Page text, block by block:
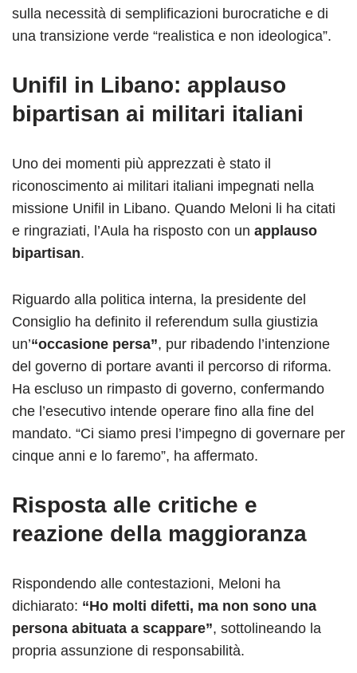
sulla necessità di semplificazioni burocratiche e di
una transizione verde “realistica e non ideologica”.
Unifil in Libano: applauso
bipartisan ai militari italiani
Uno dei momenti più apprezzati è stato il
riconoscimento ai militari italiani impegnati nella
missione Unifil in Libano. Quando Meloni li ha citati
e ringraziati, l’Aula ha risposto con un applauso
bipartisan.
Riguardo alla politica interna, la presidente del
Consiglio ha definito il referendum sulla giustizia
un’“occasione persa”, pur ribadendo l’intenzione
del governo di portare avanti il percorso di riforma.
Ha escluso un rimpasto di governo, confermando
che l’esecutivo intende operare fino alla fine del
mandato. “Ci siamo presi l’impegno di governare per
cinque anni e lo faremo”, ha affermato.
Risposta alle critiche e
reazione della maggioranza
Rispondendo alle contestazioni, Meloni ha
dichiarato: “Ho molti difetti, ma non sono una
persona abituata a scappare”, sottolineando la
propria assunzione di responsabilità.